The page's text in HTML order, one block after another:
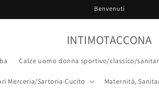
Benvenuti
INTIMOTACCONA
Calze uomo donna sportivo/classico/
Merceria/Sartoria-Cucito Maternità,